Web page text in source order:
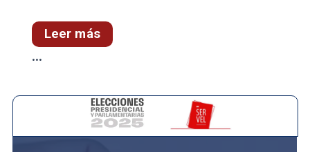
Leer más
...